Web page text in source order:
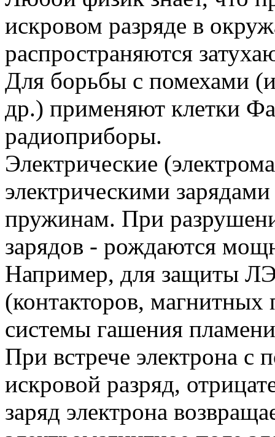
искровом разряде в
распространяются
Для борьбы с помехами
др.) применяют клетки
радиоприборы.
Электрические
электрическими
пружинам. При
зарядов - рождаются
Например, для защиты
(контакторов,
системы гашения
При встрече электрона с
искровой разряд,
заряд электрона